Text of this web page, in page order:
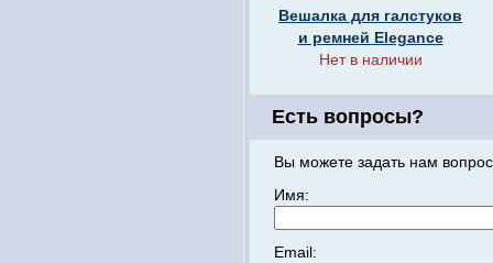
Вешалка для галстуков
и ремней Elegance
Нет в наличии
Есть вопросы?
Вы можете задать нам
Имя:
Email: